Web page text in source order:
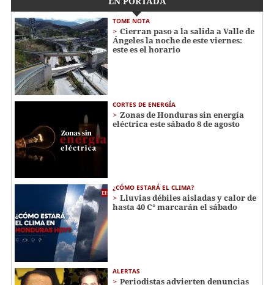
TOME NOTA
Cierran paso a la salida a Valle de
Ángeles la noche de este viernes:
este es el horario
CORTES DE ENERGÍA
Zonas de Honduras sin energía
eléctrica este sábado 8 de agosto
¿CÓMO ESTARÁ EL CLIMA?
Lluvias débiles aisladas y calor de
hasta 40 C° marcarán el sábado
ALERTAS
Periodistas advierten denuncias